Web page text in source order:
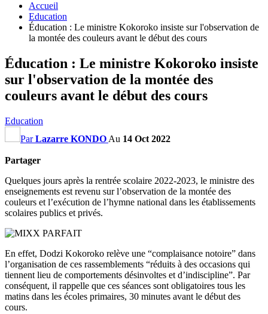
Accueil
Education
Éducation : Le ministre Kokoroko insiste sur l'observation de
la montée des couleurs avant le début des cours
Éducation : Le ministre Kokoroko insiste
sur l'observation de la montée des
couleurs avant le début des cours
Education
ParLazarre KONDO Au 14 Oct 2022
Partager
Quelques jours après la rentrée scolaire 2022-2023, le ministre des
enseignements est revenu sur l’observation de la montée des
couleurs et l’exécution de l’hymne national dans les établissements
scolaires publics et privés.
En effet, Dodzi Kokoroko relève une “complaisance notoire” dans
l’organisation de ces rassemblements “réduits à des occasions qui
tiennent lieu de comportements désinvoltes et d’indiscipline”. Par
conséquent, il rappelle que ces séances sont obligatoires tous les
matins dans les écoles primaires, 30 minutes avant le début des
cours.